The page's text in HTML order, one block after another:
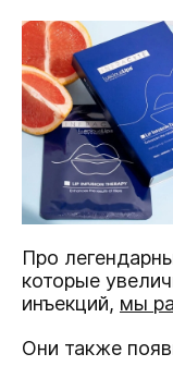
Про
которые
инъекций, мы
Они также